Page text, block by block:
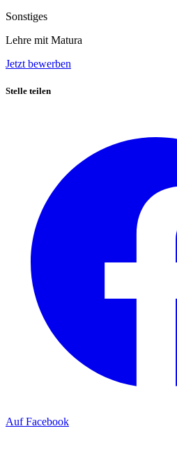
Sonstiges
Lehre mit Matura
Jetzt bewerben
Stelle teilen
Auf Facebook